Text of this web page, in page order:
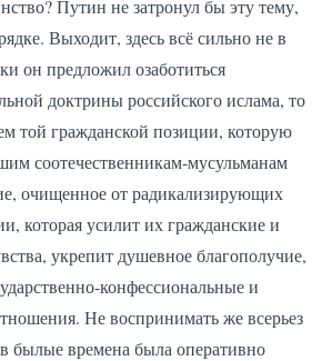
Путин не затронул бы эту тему,
Выходит, здесь всё сильно не в
он предложил озаботиться
доктрины российского ислама, то
той гражданской позиции, которую
соотечественникам-мусульманам
очищенное от радикализирующих
которая усилит их гражданские и
укрепит душевное благополучие,
конфессиональные и
Не воспринимать же всерьез
в былые времена была оперативно